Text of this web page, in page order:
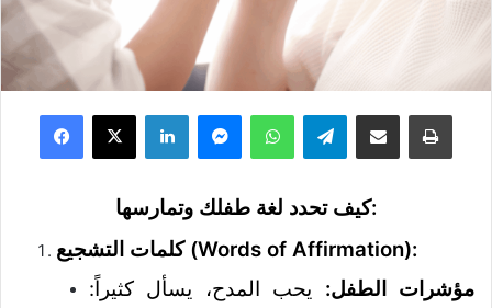
Facebook
X LinkedInMessengerWhatsAppTelegramShare via Email Print
كيف تحدد لغة طفلك وتمارسها:
كلمات التشجيع (Words of Affirmation):
مؤشرات الطفل: يحب المدح، يسأل كثيراً: